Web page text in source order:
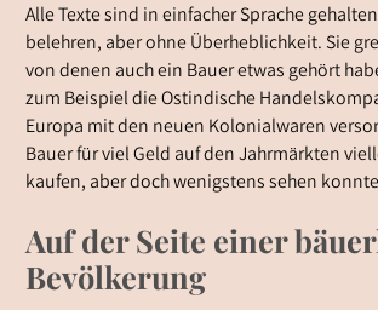
Alle Texte sind in einfacher Sprache
belehren, aber ohne Überheblichkeit. Sie
von denen auch ein Bauer etwas gehört
zum Beispiel die Ostindische
Europa mit den neuen Kolonialwaren
Bauer für viel Geld auf den Jahrmärkten
kaufen, aber doch wenigstens sehen
Auf der Seite einer
Bevölkerung